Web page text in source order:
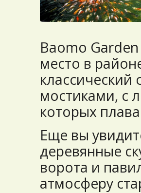
Baomo
место в
классический
мостиками, с
которых
Еще вы
деревянные
ворота и
атмосферу